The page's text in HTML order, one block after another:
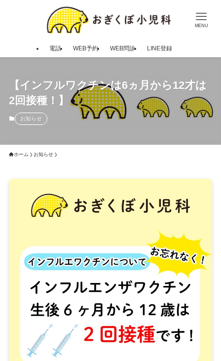
MENU
電話 WEB予約 WEB問診 LINE登録
【インフルワクチンは6ヵ月から12才は
2回接種！】
お知らせ
ホーム お知らせ